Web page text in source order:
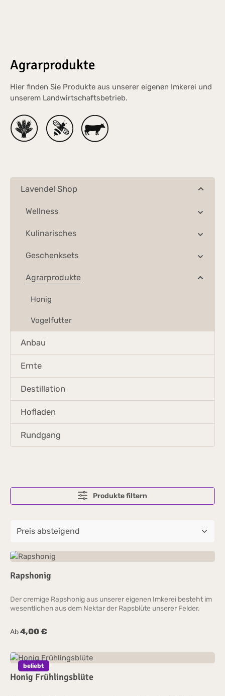
Agrarprodukte
Hier finden Sie Produkte aus unserer eigenen Imkerei und
unserem Landwirtschaftsbetrieb.
Lavendel Shop
Wellness
Kulinarisches
Geschenksets
Agrarprodukte
Honig
Vogelfutter
Anbau
Ernte
Destillation
Hofladen
Rundgang
Produkte filtern
Rapshonig
Der cremige Rapshonig aus unserer eigenen Imkerei besteht im
wesentlichen aus dem Nektar der Rapsblüte unserer Felder.
Regulärer Preis:
Ab4,00 €
beliebt
Honig Frühlingsblüte